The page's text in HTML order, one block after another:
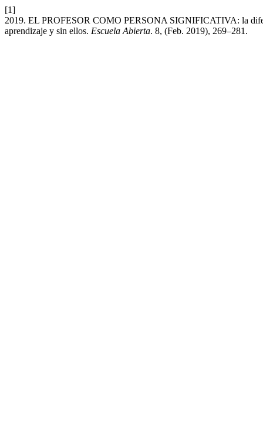
[1]
2019. EL PROFESOR COMO PERSONA SIGNIFICATIVA: la
aprendizaje y sin ellos. Escuela Abierta. 8, (Feb. 2019), 269–281.